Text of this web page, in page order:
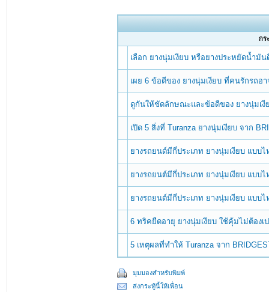
กร
เลือก ยางนุ่มเงียบ หรือยางประหยัดน้ำมัน
เผย 6 ข้อดีของ ยางนุ่มเงียบ ที่คนรักรถอา
ดูกันให้ชัดลักษณะและข้อดีของ ยางนุ่มเงี
เปิด 5 สิ่งที่ Turanza ยางนุ่มเงียบ จาก
ยางรถยนต์มีกี่ประเภท ยางนุ่มเงียบ แบ
ยางรถยนต์มีกี่ประเภท ยางนุ่มเงียบ แบ
ยางรถยนต์มีกี่ประเภท ยางนุ่มเงียบ แบ
6 ทริคยืดอายุ ยางนุ่มเงียบ ใช้คุ้มไม่ต้อง
5 เหตุผลที่ทำให้ Turanza จาก
มุมมองสำหรับพิมพ์
ส่งกระทู้นี้ให้เพื่อน